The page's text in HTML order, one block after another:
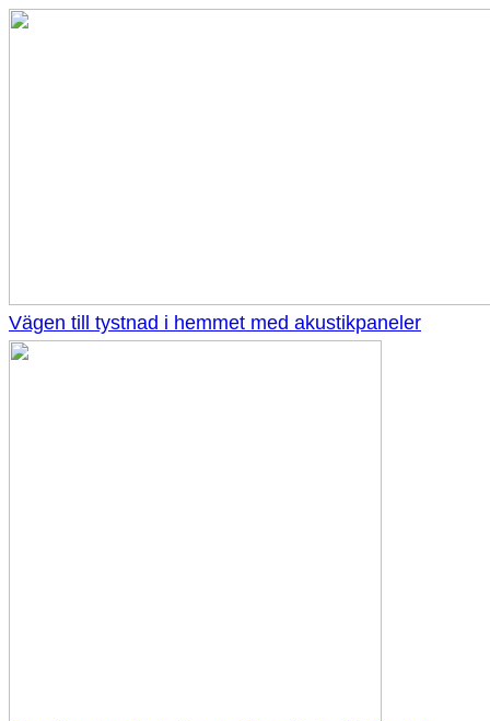
Vägen till tystnad i hemmet med akustikpaneler